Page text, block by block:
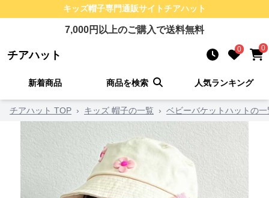
キッズ帽子専門通販サイトチアハット
7,000円以上のご購入で送料無料
チアハット 0 0
新着商品 商品を検索 人気ランキング
チアハット TOP › キッズ 帽子の一覧 › ベビーバケットハットの一